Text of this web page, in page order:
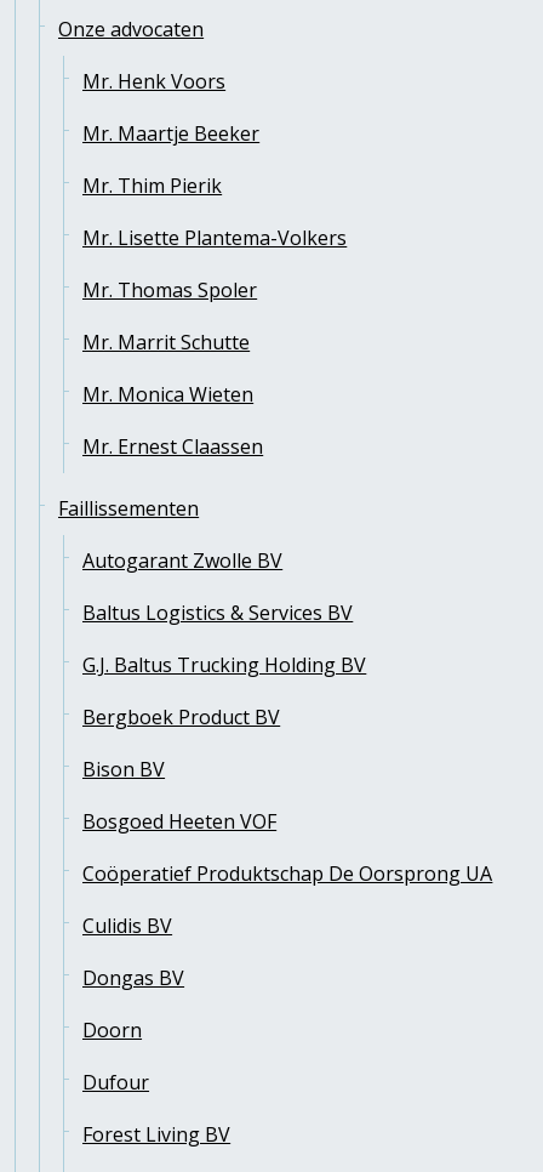
Onze advocaten
Mr. Henk Voors
Mr. Maartje Beeker
Mr. Thim Pierik
Mr. Lisette Plantema-Volkers
Mr. Thomas Spoler
Mr. Marrit Schutte
Mr. Monica Wieten
Mr. Ernest Claassen
Faillissementen
Autogarant Zwolle BV
Baltus Logistics & Services BV
G.J. Baltus Trucking Holding BV
Bergboek Product BV
Bison BV
Bosgoed Heeten VOF
Coöperatief Produktschap De Oorsprong UA
Culidis BV
Dongas BV
Doorn
Dufour
Forest Living BV